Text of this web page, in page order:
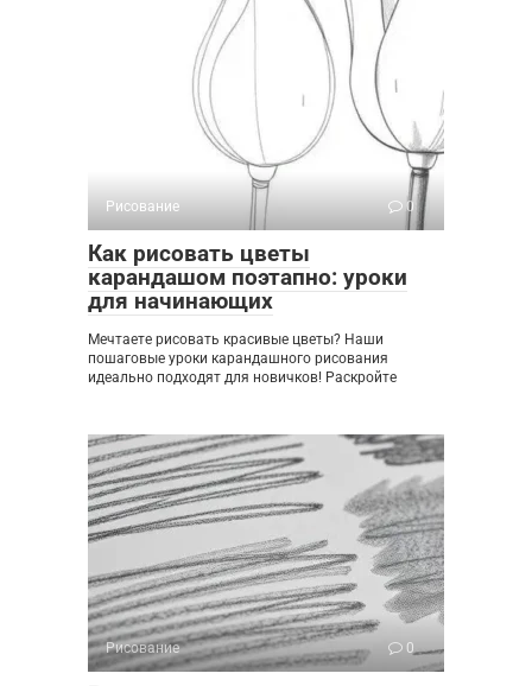
Рисование 0
Как рисовать цветы
карандашом поэтапно: уроки
для начинающих
Мечтаете рисовать красивые цветы? Наши
пошаговые уроки карандашного рисования
идеально подходят для новичков! Раскройте
Рисование 0